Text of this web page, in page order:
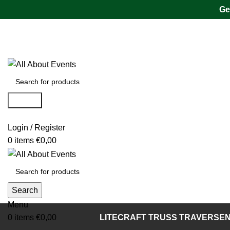
Login / Register
0 items €0,00
Search
Menu
0 items €0,00 LITECRAFT TRUSS TRAVERSEN